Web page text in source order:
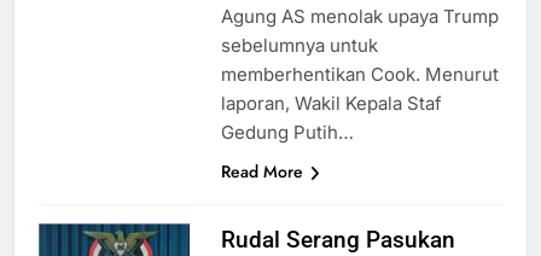
Agung AS menolak upaya Trump
sebelumnya untuk
memberhentikan Cook. Menurut
laporan, Wakil Kepala Staf
Gedung Putih…
Read More
Rudal Serang Pasukan